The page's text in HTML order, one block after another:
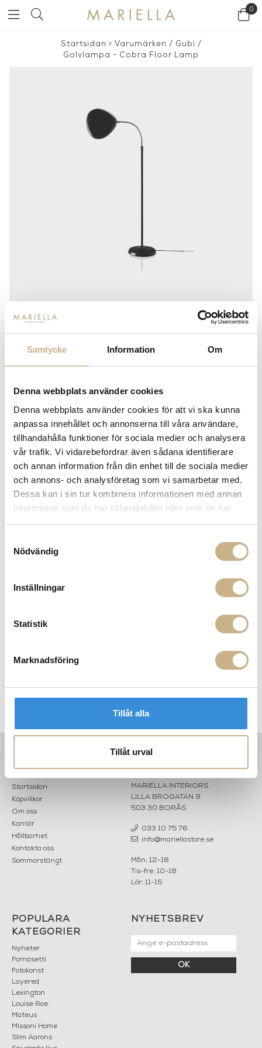
Samtycke Information Om
Denna webbplats använder cookies
Denna webbplats använder cookies för att vi ska kunna
anpassa innehållet och annonserna till våra användare,
tillhandahålla funktioner för sociala medier och analysera
vår trafik. Vi vidarebefordrar även sådana identifierare
och annan information från din enhet till de sociala medier
och annons- och analysföretag som vi samarbetar med.
Dessa kan i sin tur kombinera informationen med annan
information som du har tillhandahållit eller som de har
samlat in när du har använt deras tjänster.
Nödvändig
Inställningar
Statistik
Marknadsföring
Tillåt alla
Tillåt urval
0
Startsidan > Varumärken / Gubi /
Golvlampa - Cobra Floor Lamp
GOLVLAMPA - COBRA FLOOR
11.450kr
Fri frakt på mindra varor vid köp över 1000:-
INFORMATION
Startsidan
Köpvillkor
Om oss
Karriär
Hållbarhet
Kontakta oss
Sommarstängt
KONTAKT
MARIELLA INTERIORS
LILLA BROGATAN 9
503 30 BORÅS
033 10 75 76
info@mariellastore.se
Mån: 12-18
Tis-fre: 10-18
Lör: 11-15
POPULÄRA
KATEGORIER
Nyheter
Fornasetti
Fotokonst
Layered
Lexington
Louise Roe
Mateus
Missoni Home
Slim Aarons
NYHETSBREV
OK